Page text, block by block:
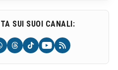
SUI SUOI CANALI: